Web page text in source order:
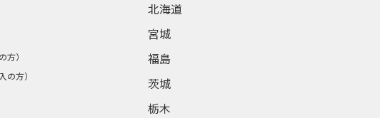
）
の方）
北海道
宮城
福島
茨城
栃木